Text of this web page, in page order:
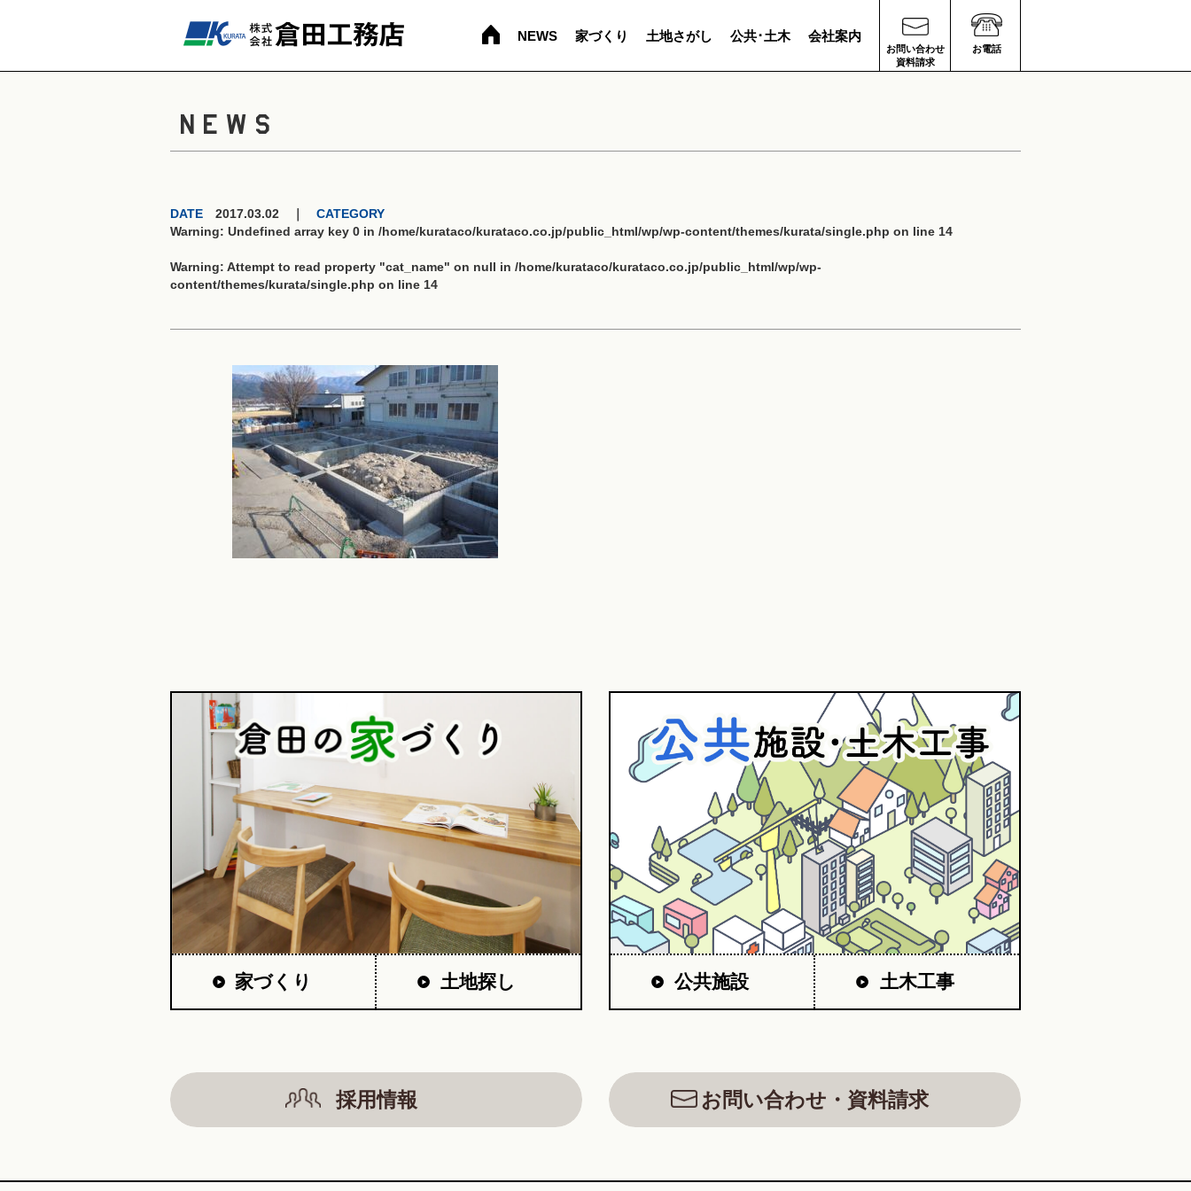
NEWS 家づくり 土地さがし 公共･土木 会社案内
お問い合わせ
資料請求
お電話
NEWS
DATE 2017.03.02 ｜ CATEGORY
Warning: Undefined array key 0 in /home/kurataco/kurataco.co.jp/public_html/wp/wp-content/themes/kurata/single.php on line 14
Warning: Attempt to read property "cat_name" on null in /home/kurataco/kurataco.co.jp/public_html/wp/wp-
content/themes/kurata/single.php on line 14
家づくり 土地探し 公共施設 土木工事
採用情報 お問い合わせ・資料請求